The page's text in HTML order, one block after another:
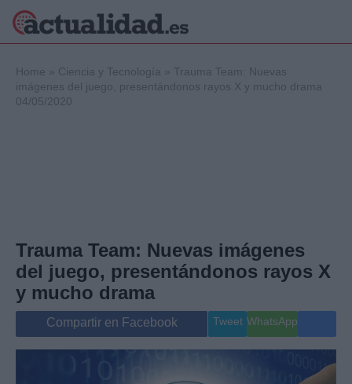
Internacional
Viajes
Gente
Musica
Home » Ciencia y Tecnología » Trauma Team: Nuevas
imágenes del juego, presentándonos rayos X y mucho drama
04/05/2020
Trauma Team: Nuevas imágenes
del juego, presentándonos rayos X
y mucho drama
Compartir en Facebook Tweet WhatsApp